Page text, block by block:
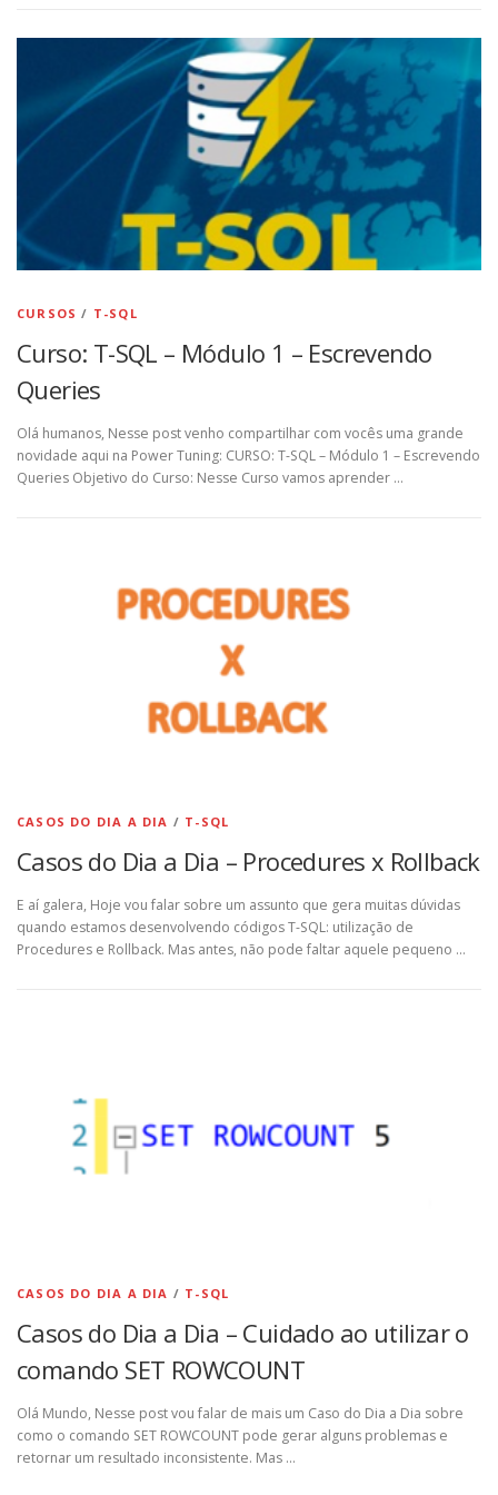
CURSOS / T-SQL
Curso: T-SQL – Módulo 1 – Escrevendo
Queries
Olá humanos, Nesse post venho compartilhar com vocês uma grande
novidade aqui na Power Tuning: CURSO: T-SQL – Módulo 1 – Escrevendo
Queries Objetivo do Curso: Nesse Curso vamos aprender …
CASOS DO DIA A DIA / T-SQL
Casos do Dia a Dia – Procedures x Rollback
E aí galera, Hoje vou falar sobre um assunto que gera muitas dúvidas
quando estamos desenvolvendo códigos T-SQL: utilização de
Procedures e Rollback. Mas antes, não pode faltar aquele pequeno …
CASOS DO DIA A DIA / T-SQL
Casos do Dia a Dia – Cuidado ao utilizar o
comando SET ROWCOUNT
Olá Mundo, Nesse post vou falar de mais um Caso do Dia a Dia sobre
como o comando SET ROWCOUNT pode gerar alguns problemas e
retornar um resultado inconsistente. Mas …